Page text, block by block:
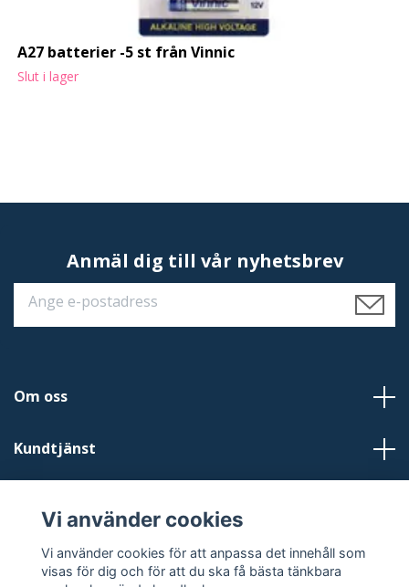
A27 batterier -5 st från Vinnic
Slut i lager
Anmäl dig till vår nyhetsbrev
Om oss
Kundtjänst
Sociala medier
Vi använder cookies
Vi använder cookies för att anpassa det innehåll som
visas för dig och för att du ska få bästa tänkbara